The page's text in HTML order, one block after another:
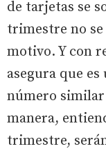
de tarjetas se
trimestre no
motivo. Y con
asegura que
número
manera,
trimestre,